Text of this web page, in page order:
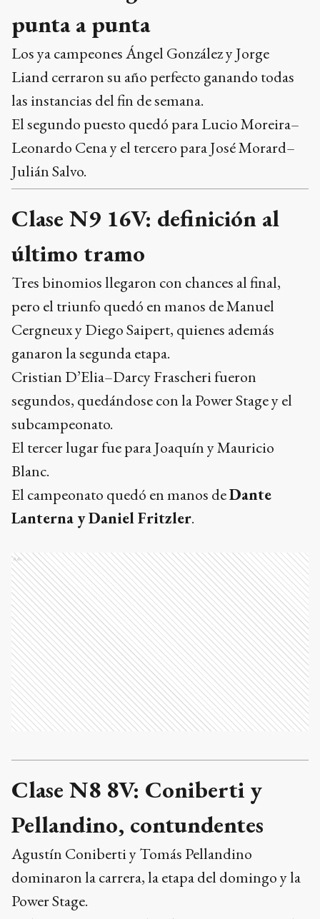
punta a punta
Los ya campeones Ángel González y Jorge
Liand cerraron su año perfecto ganando todas
las instancias del fin de semana.
El segundo puesto quedó para Lucio Moreira–
Leonardo Cena y el tercero para José Morard–
Julián Salvo.
Clase N9 16V: definición al
último tramo
Tres binomios llegaron con chances al final,
pero el triunfo quedó en manos de Manuel
Cergneux y Diego Saipert, quienes además
ganaron la segunda etapa.
Cristian D’Elia–Darcy Frascheri fueron
segundos, quedándose con la Power Stage y el
subcampeonato.
El tercer lugar fue para Joaquín y Mauricio
Blanc.
El campeonato quedó en manos deDante
Lanterna y Daniel Fritzler.
Ads
Clase N8 8V: Coniberti y
Pellandino, contundentes
Agustín Coniberti y Tomás Pellandino
dominaron la carrera, la etapa del domingo y la
Power Stage.